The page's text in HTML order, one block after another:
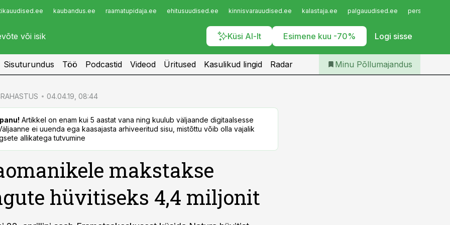
kaubandus.ee raamatupidaja.ee ehitusuudised.ee kinnisvarauudised.ee kalastaja.ee palgauudised.ee
Küsi AI-lt Esimene kuu -70% Logi sisse
Infopank
Iseteenindus
Telli Põllumajandus
Sisuturundus Töö Podcastid Videod Üritused Kasulikud lingid Radar Minu Põllumajandus
04.04.19, 08:44
Artikkel on enam kui 5 aastat vana ning kuulub väljaande digitaalsesse
ei uuenda ega kaasajasta arhiveeritud sisu, mistõttu võib olla vajalik
allikatega tutvumine
makstakse
hüvitiseks 4,4 miljonit